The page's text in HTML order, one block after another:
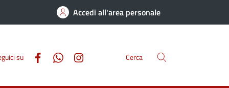
Accedi all'area personale
su Cerca